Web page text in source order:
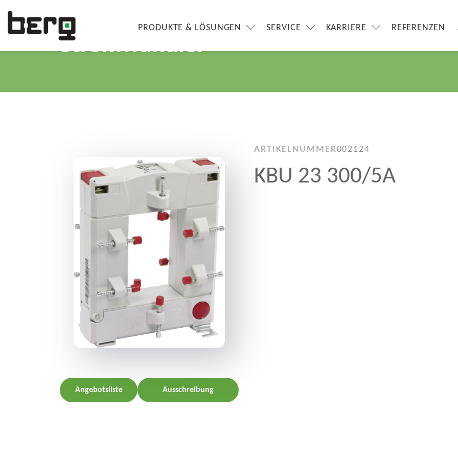
PRODUKTE & LÖSUNGEN SERVICE KARRIERE REFERENZEN
Stromwandler
Angebotsliste Ausschreibung
ARTIKELNUMMER002124
KBU 23 300/5A